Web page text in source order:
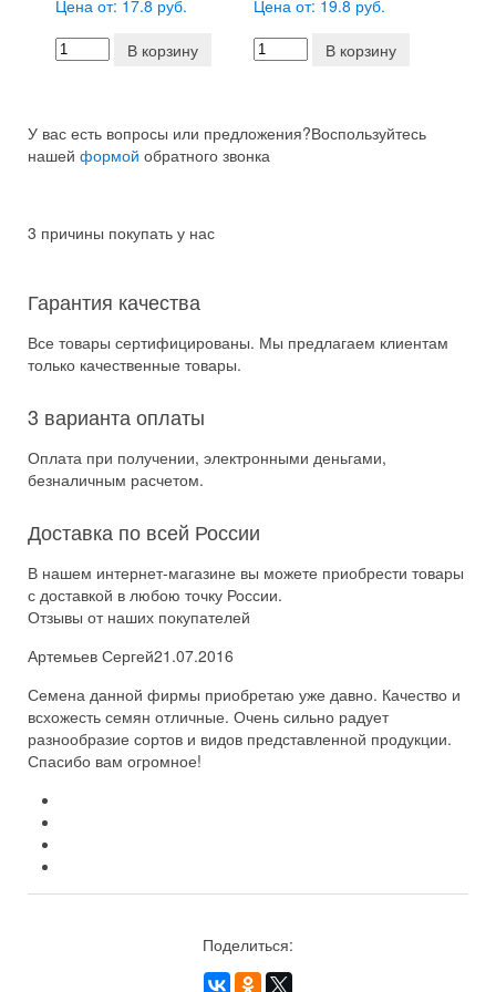
Цена от: 17.8 руб.
В корзину
Цена от: 19.8 руб.
В корзину
У вас есть вопросы или предложения?Воспользуйтесь
нашей формой обратного звонка
3 причины покупать у нас
Гарантия качества
Все товары сертифицированы. Мы предлагаем клиентам
только качественные товары.
3 варианта оплаты
Оплата при получении, электронными деньгами,
безналичным расчетом.
Доставка по всей России
В нашем интернет-магазине вы можете приобрести товары
с доставкой в любою точку России.
Отзывы от наших покупателей
Артемьев Сергей21.07.2016
Семена данной фирмы приобретаю уже давно. Качество и
всхожесть семян отличные. Очень сильно радует
разнообразие сортов и видов представленной продукции.
Спасибо вам огромное!
Поделиться: